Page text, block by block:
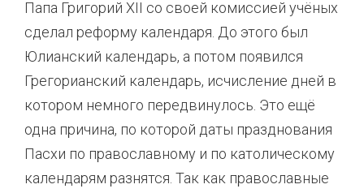
Папа Григорий XII со своей комиссией учёных
сделал реформу календаря. До этого был
Юлианский календарь, а потом появился
Грегорианский календарь, исчисление дней в
котором немного передвинулось. Это ещё
одна причина, по которой даты празднования
Пасхи по православному и по католическому
календарям разнятся. Так как православные